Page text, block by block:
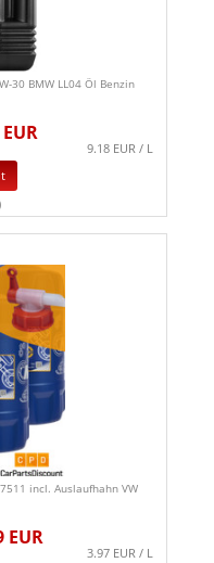
30 BMW LL04 Öl Benzin
9.18 EUR / L
incl. Auslaufhahn VW
EUR
3.97 EUR / L